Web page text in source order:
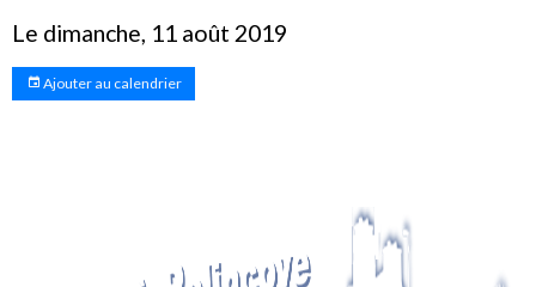
Le dimanche, 11 août 2019
Ajouter au calendrier